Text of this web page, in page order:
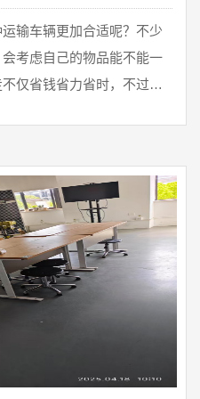
输车辆更加合适呢？不少
考虑自己的物品能不能一
仅省钱省力省时，不过需
你快速打包。然而，当你
输车辆更加合适呢？以下我
辆的选择：1.货车；货车
1.6米，宽度 ...